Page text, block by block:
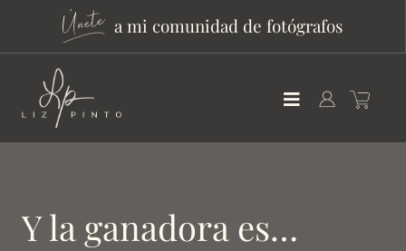
a mi comunidad de fotógrafos
Y la ganadora es…